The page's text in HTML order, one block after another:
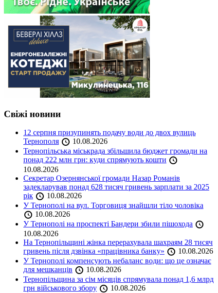
Свіжі новини
12 серпня призупинять подачу води до двох вулиць
Тернополя
10.08.2026
Тернопільська міськрада збільшила бюджет громади на
понад 222 млн грн: куди спрямують кошти
10.08.2026
Секретар Озернянської громади Назар Романів
задекларував понад 628 тисяч гривень зарплати за 2025
рік
10.08.2026
У Тернополі на вул. Торговиця знайшли тіло чоловіка
10.08.2026
У Тернополі на проспекті Бандери збили пішохода
10.08.2026
На Тернопільщині жінка перерахувала шахраям 28 тисяч
гривень після дзвінка «працівника банку»
10.08.2026
У Тернополі компенсують небаланс води: що це означає
для мешканців
10.08.2026
Тернопільщина за сім місяців спрямувала понад 1,6 млрд
грн військового збору
10.08.2026